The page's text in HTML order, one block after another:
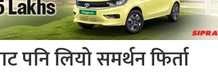
पनि लियो समर्थन फिर्ता